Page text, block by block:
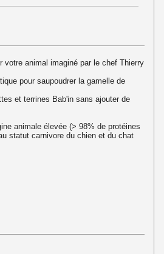
votre animal imaginé par le chef Thierry
pour saupoudrer la gamelle de
et terrines Bab'in sans ajouter de
animale élevée (> 98% de protéines
statut carnivore du chien et du chat